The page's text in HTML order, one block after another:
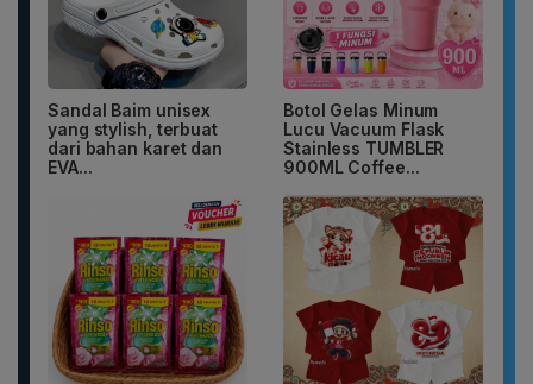
Sandal Baim unisex
yang stylish, terbuat
dari bahan karet dan
EVA...
Botol Gelas Minum
Lucu Vacuum Flask
Stainless TUMBLER
900ML Coffee...